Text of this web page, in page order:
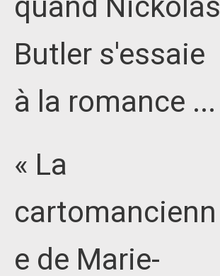
Butler s'essaie
à la romance ...
« La
cartomancienn
e de Marie-